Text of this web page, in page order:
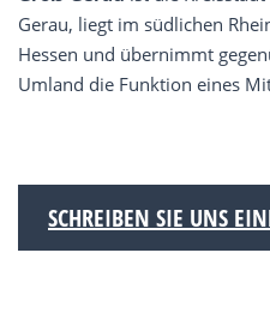
Gerau, liegt im südlichen
Hessen und übernimmt
Umland die Funktion eines
SCHREIBEN SIE UNS